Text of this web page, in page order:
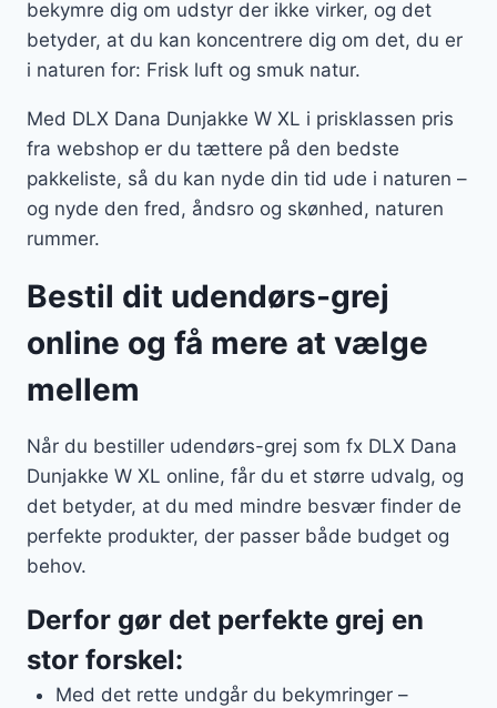
bekymre dig om udstyr der ikke virker, og det
betyder, at du kan koncentrere dig om det, du er
i naturen for: Frisk luft og smuk natur.
Med DLX Dana Dunjakke W XL i prisklassen pris
fra webshop er du tættere på den bedste
pakkeliste, så du kan nyde din tid ude i naturen –
og nyde den fred, åndsro og skønhed, naturen
rummer.
Bestil dit udendørs-grej
online og få mere at vælge
mellem
Når du bestiller udendørs-grej som fx DLX Dana
Dunjakke W XL online, får du et større udvalg, og
det betyder, at du med mindre besvær finder de
perfekte produkter, der passer både budget og
behov.
Derfor gør det perfekte grej en
stor forskel:
Med det rette undgår du bekymringer –